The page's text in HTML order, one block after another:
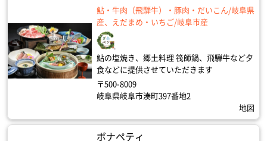
鮎・牛肉（飛騨牛）・豚肉・だいこん/岐阜県
産、えだまめ・いちご/岐阜市産
鮎の塩焼き、郷土料理 筏師鍋、飛騨牛など夕
食などに提供させていただきます
〒500-8009
岐阜県岐阜市湊町397番地2
地図
ボナペティ